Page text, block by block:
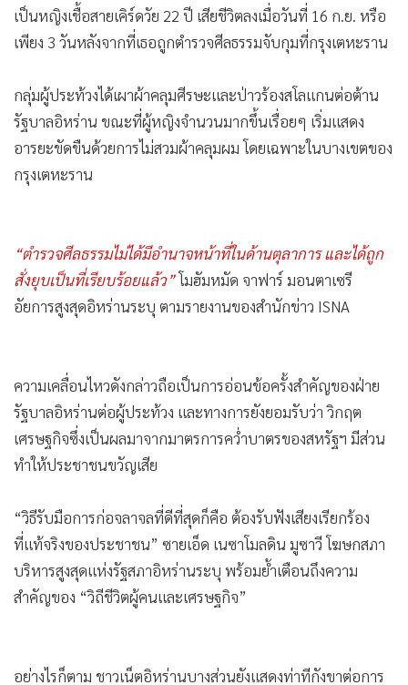
• กองทุนรวม
• Celeb Online
Factcheck
• ญี่ปุ่น
News1
• Gotomanager
เป็นหญิงเชื้อสายเคิร์ดวัย 22 ปี เสียชีวิตลงเมื่อวันที่ 16 ก.ย. หรือ
เพียง 3 วันหลังจากที่เธอถูกตำรวจศีลธรรมจับกุมที่กรุงเตหะราน
กลุ่มผู้ประท้วงได้เผาผ้าคลุมศีรษะและป่าวร้องสโลแกนต่อต้าน
รัฐบาลอิหร่าน ขณะที่ผู้หญิงจำนวนมากขึ้นเรื่อยๆ เริ่มแสดง
อารยะขัดขืนด้วยการไม่สวมผ้าคลุมผม โดยเฉพาะในบางเขตของ
กรุงเตหะราน
“ตำรวจศีลธรรมไม่ได้มีอำนาจหน้าที่ในด้านตุลาการ และได้ถูก
สั่งยุบเป็นที่เรียบร้อยแล้ว”โมฮัมหมัด จาฟาร์ มอนตาเซรี
อัยการสูงสุดอิหร่านระบุ ตามรายงานของสำนักข่าว ISNA
ความเคลื่อนไหวดังกล่าวถือเป็นการอ่อนข้อครั้งสำคัญของฝ่าย
รัฐบาลอิหร่านต่อผู้ประท้วง และทางการยังยอมรับว่า วิกฤต
เศรษฐกิจซึ่งเป็นผลมาจากมาตรการคว่ำบาตรของสหรัฐฯ มีส่วน
ทำให้ประชาชนขวัญเสีย
“วิธีรับมือการก่อจลาจลที่ดีที่สุดก็คือ ต้องรับฟังเสียงเรียกร้อง
ที่แท้จริงของประชาชน” ซายเอ็ด เนซาโมลดิน มูซาวี โฆษกสภา
บริหารสูงสุดแห่งรัฐสภาอิหร่านระบุ พร้อมย้ำเตือนถึงความ
สำคัญของ “วิถีชีวิตผู้คนและเศรษฐกิจ”
อย่างไรก็ตาม ชาวเน็ตอิหร่านบางส่วนยังแสดงท่าทีกังขาต่อการ